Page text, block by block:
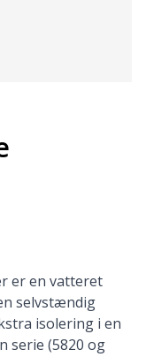
er en vatteret
selvstændig
isolering i en
serie (5820 og